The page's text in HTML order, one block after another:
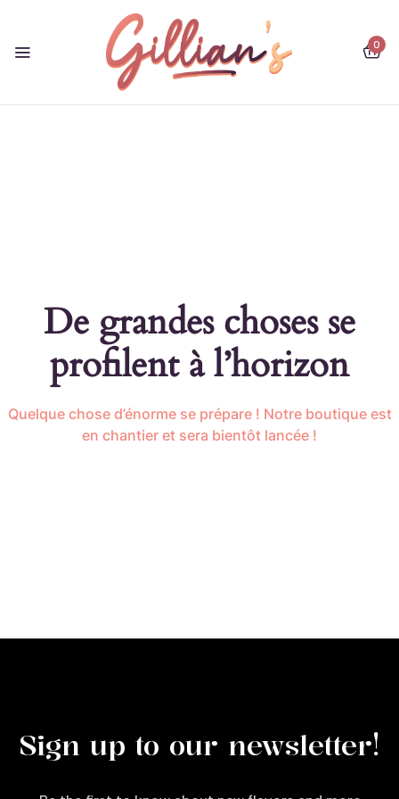
0
De grandes choses se
profilent à l’horizon
Quelque chose d’énorme se prépare ! Notre boutique est
en chantier et sera bientôt lancée !
Sign up to our newsletter!